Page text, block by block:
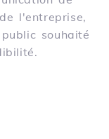
l'entreprise,
souhaité